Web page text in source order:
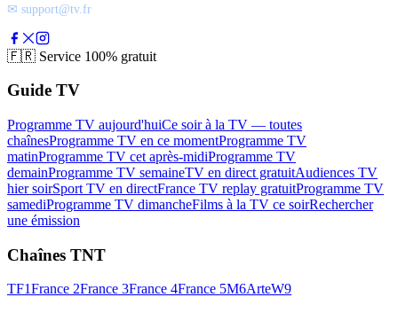
✉ support@tv.fr
🇫🇷 Service 100% gratuit
Guide TV
Programme TV aujourd'huiCe soir à la TV — toutes
chaînesProgramme TV en ce momentProgramme TV
matinProgramme TV cet après-midiProgramme TV
demainProgramme TV semaineTV en direct gratuitAudiences TV
hier soirSport TV en directFrance TV replay gratuitProgramme TV
samediProgramme TV dimancheFilms à la TV ce soirRechercher
une émission
Chaînes TNT
TF1France 2France 3France 4France 5M6ArteW9